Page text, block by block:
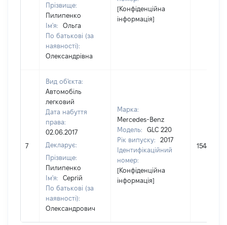
Прізвище:
Пилипенко
Ім'я:
Ольга
По батькові (за
наявності):
Олександрівна
[Конфіденційна
інформація]
7
Вид об'єкта:
Автомобіль
легковий
Дата набуття
права:
02.06.2017
Декларує:
Прізвище:
Пилипенко
Ім'я:
Сергій
По батькові (за
наявності):
Олександрович
Марка:
Mercedes-Benz
Модель:
GLC 220
Рік випуску:
2017
Ідентифікаційний
номер:
[Конфіденційна
інформація]
1544947